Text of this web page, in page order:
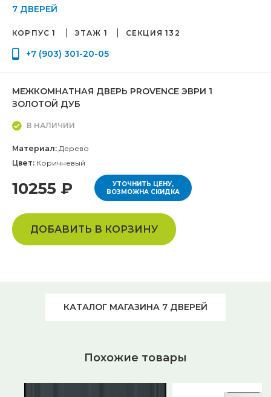
7 ДВЕРЕЙ
КОРПУС 1 ЭТАЖ 1 СЕКЦИЯ 132
+7 (903) 301-20-05
МЕЖКОМНАТНАЯ ДВЕРЬ PROVENCE ЭВРИ 1
ЗОЛОТОЙ ДУБ
В НАЛИЧИИ
Материал: Дерево
Цвет: Коричневый
10255 ₽
УТОЧНИТЬ ЦЕНУ,
ВОЗМОЖНА СКИДКА
ДОБАВИТЬ В КОРЗИНУ
КАТАЛОГ МАГАЗИНА 7 ДВЕРЕЙ
Похожие товары